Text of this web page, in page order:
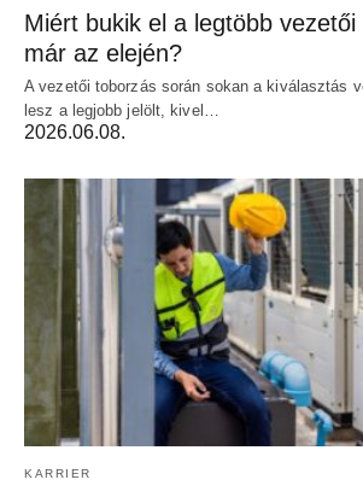
Miért bukik el a legtöbb vezetői
már az elején?
A vezetői toborzás során sokan a kiválasztás
lesz a legjobb jelölt, kivel…
2026.06.08.
KARRIER